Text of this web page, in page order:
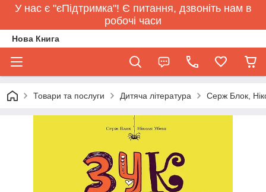
У нас є "єПідтримка"! Є питання, дзвоніть нам в
робочі часи
Нова Книга
Товари та послуги Дитяча література Серж Блок,